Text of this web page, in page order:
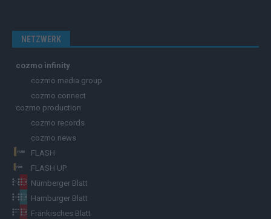
NETZWERK
cozmo infinity
cozmo media group
cozmo connect
cozmo production
cozmo records
cozmo news
FLASH
FLASH UP
Nürnberger Blatt
Hamburger Blatt
Fränkisches Blatt